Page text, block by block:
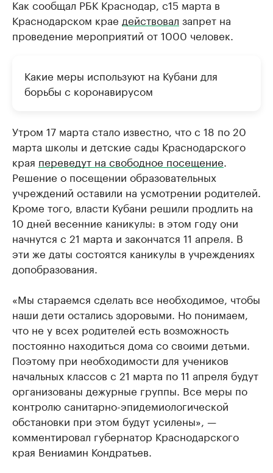
Как сообщал РБК Краснодар, с15 марта в
Краснодарском крае действовал запрет на
проведение мероприятий от 1000 человек.
Какие меры используют на Кубани для
борьбы с коронавирусом
Утром 17 марта стало известно, что с 18 по 20
марта школы и детские сады Краснодарского
края переведут на свободное посещение.
Решение о посещении образовательных
учреждений оставили на усмотрении родителей.
Кроме того, власти Кубани решили продлить на
10 дней весенние каникулы: в этом году они
начнутся с 21 марта и закончатся 11 апреля. В
эти же даты состоятся каникулы в учреждениях
допобразования.
«Мы стараемся сделать все необходимое, чтобы
наши дети остались здоровыми. Но понимаем,
что не у всех родителей есть возможность
постоянно находиться дома со своими детьми.
Поэтому при необходимости для учеников
начальных классов с 21 марта по 11 апреля будут
организованы дежурные группы. Все меры по
контролю санитарно-эпидемиологической
обстановки при этом будут усилены», —
комментировал губернатор Краснодарского
края Вениамин Кондратьев.